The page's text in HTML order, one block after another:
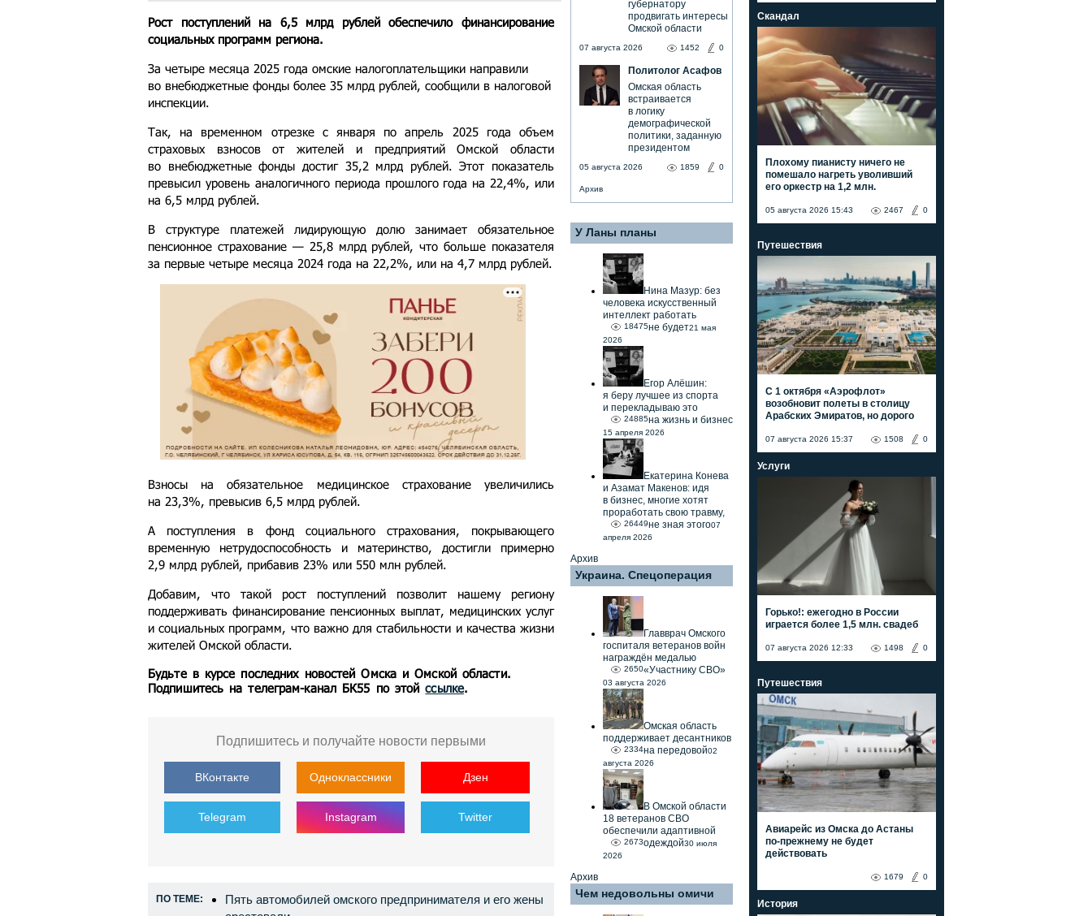
Рост поступлений на 6,5 млрд рублей обеспечило финансирование
социальных программ региона.
За четыре месяца 2025 года омские налогоплательщики направили
во внебюджетные фонды более 35 млрд рублей, сообщили в налоговой
инспекции.
Так, на временном отрезке с января по апрель 2025 года объем
страховых взносов от жителей и предприятий Омской области
во внебюджетные фонды достиг 35,2 млрд рублей. Этот показатель
превысил уровень аналогичного периода прошлого года на 22,4%, или
на 6,5 млрд рублей.
В структуре платежей лидирующую долю занимает обязательное
пенсионное страхование — 25,8 млрд рублей, что больше показателя
за первые четыре месяца 2024 года на 22,2%, или на 4,7 млрд рублей.
Взносы на обязательное медицинское страхование увеличились
на 23,3%, превысив 6,5 млрд рублей.
А поступления в фонд социального страхования, покрывающего
временную нетрудоспособность и материнство, достигли примерно
2,9 млрд рублей, прибавив 23% или 550 млн рублей.
Добавим, что такой рост поступлений позволит нашему региону
поддерживать финансирование пенсионных выплат, медицинских услуг
и социальных программ, что важно для стабильности и качества жизни
жителей Омской области.
Будьте в курсе последних новостей Омска и Омской области.
Подпишитесь на телеграм-канал БК55 по этойссылке.
Подпишитесь и получайте новости первыми
ВКонтакте Одноклассники Дзен
Telegram Instagram Twitter
ПО ТЕМЕ:
Пять автомобилей омского предпринимателя и его жены
губернатору
продвигать интересы
Омской области
1452 0
07 августа 2026
Политолог Асафов
Омская область
встраивается
в логику
демографической
политики, заданную
президентом
1859 0
05 августа 2026
Архив
У Ланы планы
Нина Мазур: без
человека искусственный
интеллект работать
не будет
18475
21 мая
2026
Егор Алёшин:
я беру лучшее из спорта
и перекладываю это
на жизнь и бизнес
24885
15 апреля 2026
Екатерина Конева
и Азамат Макенов: идя
в бизнес, многие хотят
проработать свою травму,
не зная этого
26449
07
апреля 2026
Архив
Украина. Спецоперация
Главврач Омского
госпиталя ветеранов войн
награждён медалью
«Участнику СВО»
2650
03 августа 2026
Омская область
поддерживает десантников
на передовой
2334
02
августа 2026
В Омской области
18 ветеранов СВО
обеспечили адаптивной
одеждой
2673
30 июля
2026
Архив
Чем недовольны омичи
Скандал
Плохому пианисту ничего не
помешало нагреть уволивший
его оркестр на 1,2 млн.
05 августа 2026 15:43 0
2467
Путешествия
С 1 октября «Аэрофлот»
возобновит полеты в столицу
Арабских Эмиратов, но дорого
07 августа 2026 15:37 0
1508
Услуги
Горько!: ежегодно в России
играется более 1,5 млн. свадеб
07 августа 2026 12:33 0
1498
Путешествия
Авиарейс из Омска до Астаны
по-прежнему не будет
действовать
0
1679
История